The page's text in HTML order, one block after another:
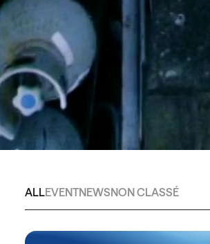
ALLEVENTNEWSNON CLASSÉ